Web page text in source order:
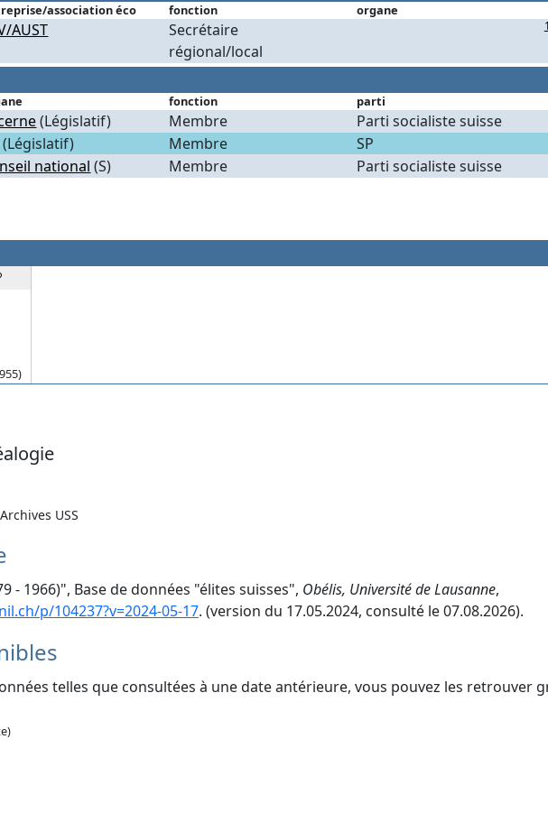
association éco fonction organe
AUST
Secrétaire
régional/local
fonction parti
(Législatif) Membre
Parti socialiste suisse
(Législatif) Membre
SP
national (S) Membre Parti socialiste suisse
USS
- 1966)", Base de données "élites suisses", Obélis, Université de Lausanne,
p/104237?v=2024-05-17. (version du 17.05.2024, consulté le 07.08.2026).
telles que consultées à une date antérieure, vous pouvez les retrouver